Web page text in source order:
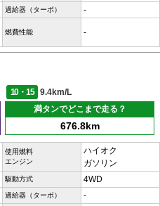
過給器（ターボ） -
燃費性能 -
10・15
9.4km/L
満タンでどこまで走る？
676.8km
使用燃料
エンジン
ハイオク
ガソリン
駆動方式 4WD
過給器（ターボ） -